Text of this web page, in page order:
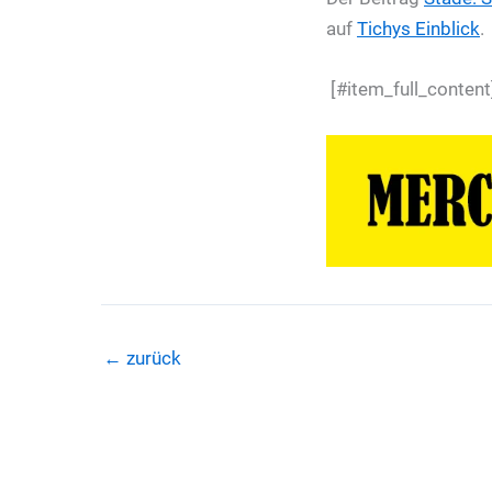
auf Tichys Einblick.
← zurück